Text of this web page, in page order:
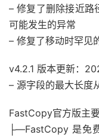
– 修复了删除接近路
可能发生的异常
– 修复了移动时罕见
v4.2.1 版本更新：
– 源字段的最大长度
FastCopy官方版主
├—FastCopy 是免